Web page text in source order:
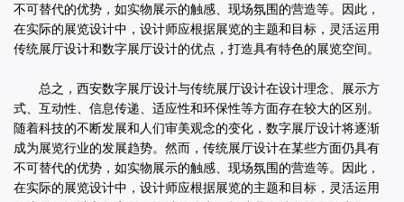
不可替代的优势，如实物展示的触感、现场氛围的营造等。因此，
在实际的展览设计中，设计师应根据展览的主题和目标，灵活运用
传统展厅设计和数字展厅设计的优点，打造具有特色的展览空间。
总之，西安数字展厅设计与传统展厅设计在设计理念、展示方
式、互动性、信息传递、适应性和环保性等方面存在较大的区别。
随着科技的不断发展和人们审美观念的变化，数字展厅设计将逐渐
成为展览行业的发展趋势。然而，传统展厅设计在某些方面仍具有
不可替代的优势，如实物展示的触感、现场氛围的营造等。因此，
在实际的展览设计中，设计师应根据展览的主题和目标，灵活运用